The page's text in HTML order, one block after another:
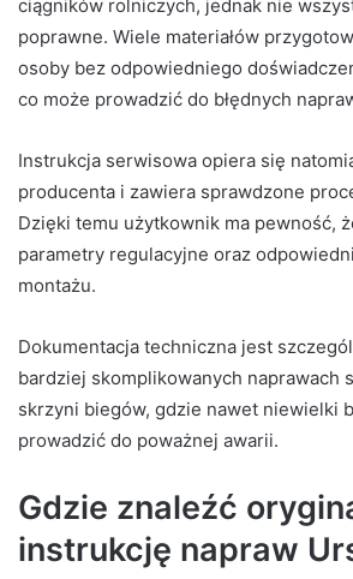
ciągników rolniczych, jednak nie
poprawne. Wiele materiałów
osoby bez odpowiedniego
co może prowadzić do błędnych
Instrukcja serwisowa opiera się
producenta i zawiera sprawdzone
Dzięki temu użytkownik ma pewność,
parametry regulacyjne oraz
montażu.
Dokumentacja techniczna jest
bardziej skomplikowanych naprawach
skrzyni biegów, gdzie nawet niewielki
prowadzić do poważnej awarii.
Gdzie znaleźć
instrukcję napraw